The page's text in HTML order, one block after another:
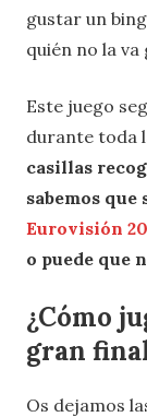
gustar un
quién no la va
Este juego
durante toda
casillas
sabemos
Eurovisión
o puede que
¿Cómo
gran
Os dejamos